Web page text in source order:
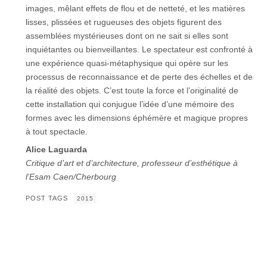
images, mêlant effets de flou et de netteté, et les matières
lisses, plissées et rugueuses des objets figurent des
assemblées mystérieuses dont on ne sait si elles sont
inquiétantes ou bienveillantes. Le spectateur est confronté à
une expérience quasi-métaphysique qui opère sur les
processus de reconnaissance et de perte des échelles et de
la réalité des objets. C’est toute la force et l’originalité de
cette installation qui conjugue l’idée d’une mémoire des
formes avec les dimensions éphémère et magique propres
à tout spectacle.
Alice Laguarda
Critique d’art et d’architecture, professeur d’esthétique à
l’Esam Caen/Cherbourg
POST TAGS 2015